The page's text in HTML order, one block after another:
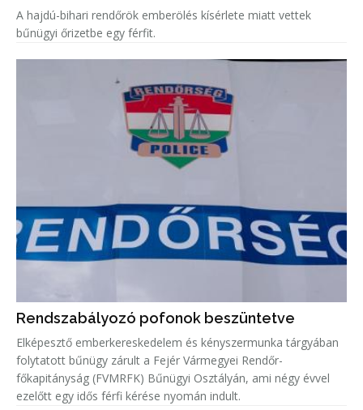
A hajdú-bihari rendőrök emberölés kísérlete miatt vettek
bűnügyi őrizetbe egy férfit.
Rendszabályozó pofonok beszüntetve
Elképesztő emberkereskedelem és kényszermunka tárgyában
folytatott bűnügy zárult a Fejér Vármegyei Rendőr-
főkapitányság (FVMRFK) Bűnügyi Osztályán, ami négy évvel
ezelőtt egy idős férfi kérése nyomán indult.